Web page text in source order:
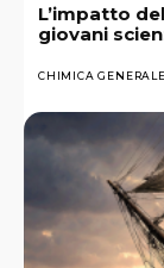
L’impatto
giovani
CHIMICA GENERALE